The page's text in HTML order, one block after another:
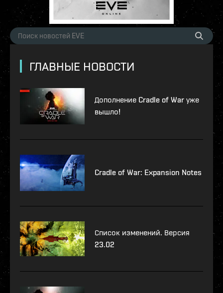
ГЛАВНЫЕ НОВОСТИ
Дополнение Cradle of War уже
вышло!
Cradle of War: Expansion Notes
Список изменений. Версия
23.02